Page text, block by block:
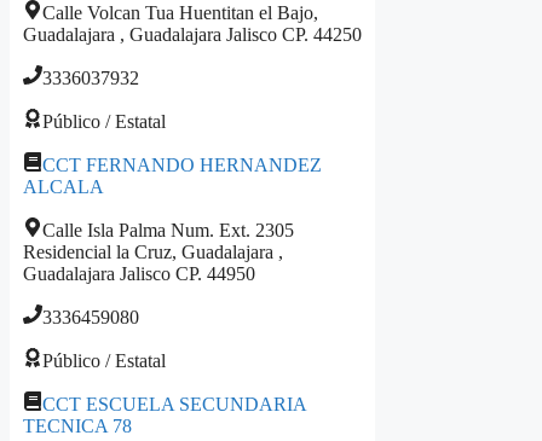
Calle Volcan Tua Huentitan el Bajo,
Guadalajara , Guadalajara Jalisco CP. 44250
3336037932
Público / Estatal
CCT FERNANDO HERNANDEZ
ALCALA
Calle Isla Palma Num. Ext. 2305
Residencial la Cruz, Guadalajara ,
Guadalajara Jalisco CP. 44950
3336459080
Público / Estatal
CCT ESCUELA SECUNDARIA
TECNICA 78